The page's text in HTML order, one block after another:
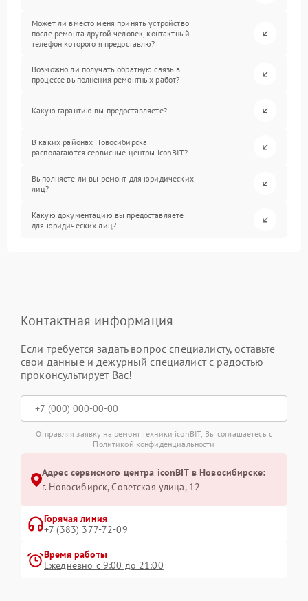
Может ли вместо меня принять устройство
после ремонта другой человек, контактный
телефон которого я предоставлю?
Возможно ли получать обратную связь в
процессе выполнения ремонтных работ?
Какую гарантию вы предоставляете?
В каких районах Новосибирска
располагаются сервисные центры iconBIT?
Выполняете ли вы ремонт для юридических
лиц?
Какую документацию вы предоставляете
для юридических лиц?
Контактная информация
Если требуется задать вопрос специалисту, оставьте
свои данные и дежурный специалист с радостью
проконсультирует Вас!
Отправляя заявку на ремонт техники iconBIT, Вы соглашаетесь с
Политикой конфиденциальности
Адрес сервисного центра iconBIT в Новосибирске:
г. Новосибирск, Советская улица, 12
Горячая линия
+7 (383) 377-72-09
Время работы
Ежедневно с 9:00 до 21:00